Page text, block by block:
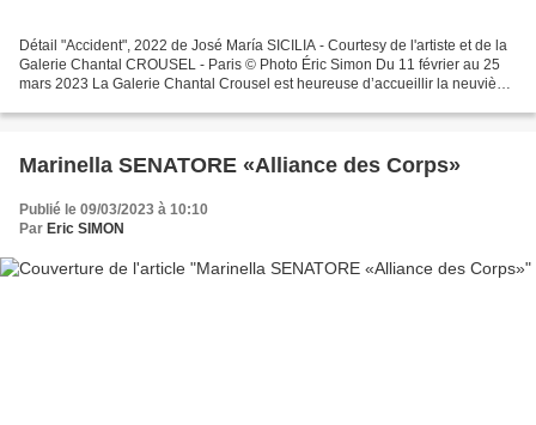
Détail "Accident", 2022 de José María SICILIA - Courtesy de l'artiste et de la
Galerie Chantal CROUSEL - Paris © Photo Éric Simon Du 11 février au 25
mars 2023 La Galerie Chantal Crousel est heureuse d’accueillir la neuvième
Marinella SENATORE «Alliance des Corps»
Publié le 09/03/2023 à 10:10
Par Eric SIMON